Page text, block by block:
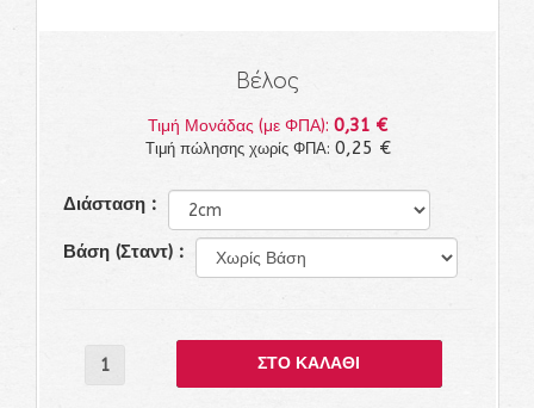
Βέλος
Τιμή Μονάδας (με ΦΠΑ): 0,31 €
Τιμή πώλησης χωρίς ΦΠΑ: 0,25 €
Διάσταση :
Βάση (Σταντ) :